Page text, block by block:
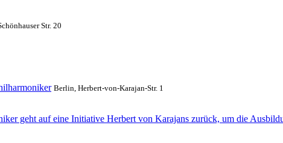
Str. 20
Berlin, Herbert-von-Karajan-Str. 1
geht auf eine Initiative Herbert von Karajans zurück, um die